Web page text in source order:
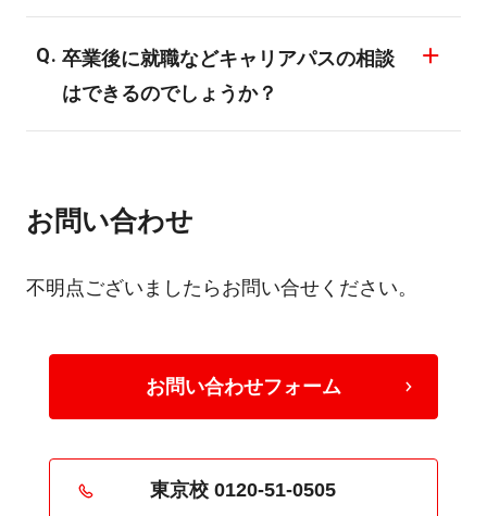
卒業後に就職などキャリアパスの相談
はできるのでしょうか？
る卒業生が多くいます。
お問い合わせ
不明点ございましたらお問い合せください。
お問い合わせフォーム
東京校 0120-51-0505